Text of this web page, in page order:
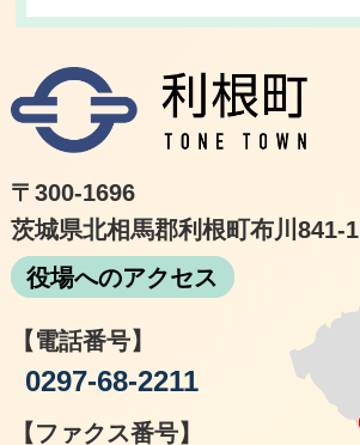
〒300-1696
茨城県北相馬郡利根町布川841-1
役場へのアクセス
【電話番号】
0297-68-2211
【ファクス番号】